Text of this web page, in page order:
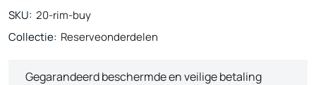
SKU: 20-rim-buy
Collectie: Reserveonderdelen
Gegarandeerd beschermde en veilige betaling